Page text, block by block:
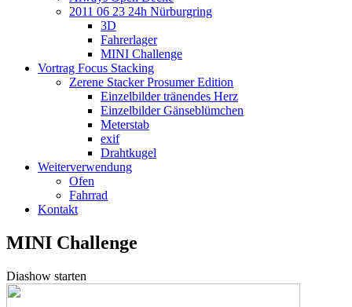
2011 06 23 24h Nürburgring
3D
Fahrerlager
MINI Challenge
Vortrag Focus Stacking
Zerene Stacker Prosumer Edition
Einzelbilder tränendes Herz
Einzelbilder Gänseblümchen
Meterstab
exif
Drahtkugel
Weiterverwendung
Ofen
Fahrrad
Kontakt
MINI Challenge
Diashow starten